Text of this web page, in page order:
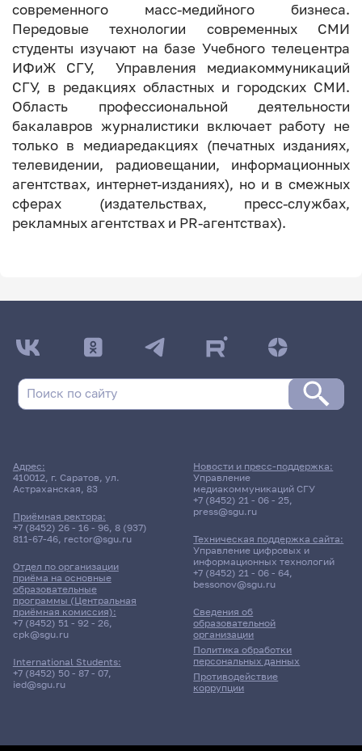
современного масс-медийного бизнеса.
Передовые технологии современных СМИ
студенты изучают на базе Учебного телецентра
ИФиЖ СГУ, Управления медиакоммуникаций
СГУ, в редакциях областных и городских СМИ.
Область профессиональной деятельности
бакалавров журналистики включает работу не
только в медиаредакциях (печатных изданиях,
телевидении, радиовещании, информационных
агентствах, интернет-изданиях), но и в смежных
сферах (издательствах, пресс-службах,
рекламных агентствах и PR-агентствах).
Адрес:
410012, г. Саратов, ул.
Астраханская, 83
Приёмная ректора:
+7 (8452) 26 - 16 - 96, 8 (937)
811-67-46, rector@sgu.ru
Отдел по организации
приёма на основные
образовательные
программы (Центральная
приёмная комиссия):
+7 (8452) 51 - 92 - 26,
cpk@sgu.ru
International Students:
+7 (8452) 50 - 87 - 07,
ied@sgu.ru
Сведения об
образовательной
организации
Политика обработки
персональных данных
Противодействие
коррупции
Новости и пресс-поддержка:
Управление
медиакоммуникаций СГУ
+7 (8452) 21 - 06 - 25,
press@sgu.ru
Техническая поддержка сайта:
Управление цифровых и
информационных технологий
+7 (8452) 21 - 06 - 64,
bessonov@sgu.ru